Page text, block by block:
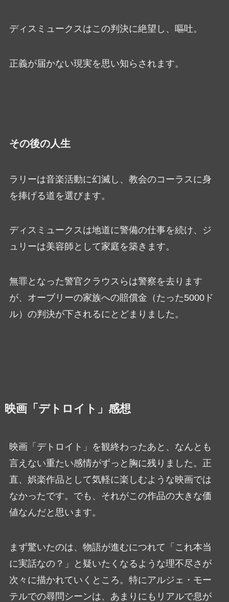
ディスミュークスはこの判決に絶望し、嘔吐。
正義が届かない現実を思い知らされます。
その後の人生
ラリーは音楽活動に幻滅し、教会のコーラスに身
を捧げる道を選びます。
ディスミュークスは地道に警備の仕事を続け、ジ
ュリーは美容師として家庭を築きます。
無罪となった警官クラウスらは警察を去ります
が、オーブリーの家族への賠償金（たった5000ド
ル）の判決が下されるにとどまりました。
映画「デトロイト」感想
映画「デトロイト」を観終わったあと、なんとも
言えない重たい感情がずっと胸に残りました。正
直、娯楽作品として気軽に楽しむような映画では
なかったです。でも、それがこの作品の大きな価
値なんだと思います。
まず驚いたのは、物語が進むにつれて「これ本当
に実話なの？」と疑いたくなるような理不尽さが
次々に描かれていくところ。特にアルジェ・モー
テルでの尋問シーンは、あまりにもリアルで息が